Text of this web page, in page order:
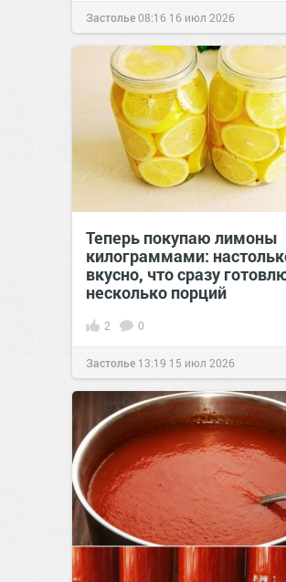
Застолье08:16 16 июл 2026
Теперь покупаю лимоны
килограммами:
вкусно, что сразу
несколько порций
2 0
Застолье 13:19 15 июл 2026